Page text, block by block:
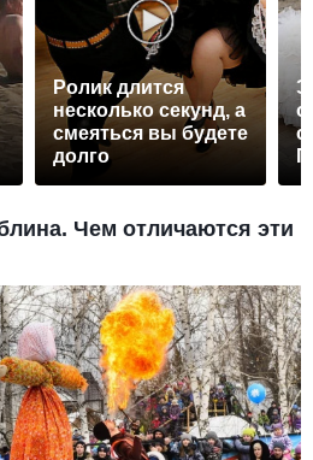
Ролик длится
несколько секунд, а
смеяться вы будете
долго
Чем отличаются эти